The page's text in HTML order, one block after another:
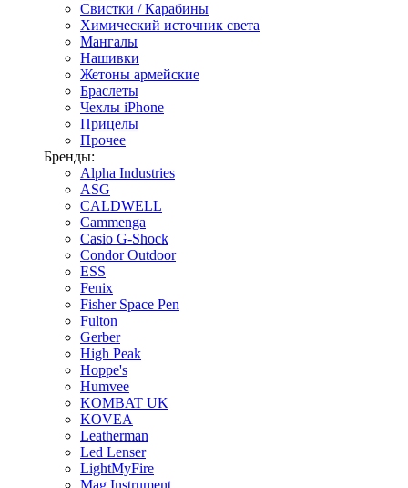
Свистки / Карабины
Химический источник света
Мангалы
Нашивки
Жетоны армейские
Браслеты
Чехлы iPhone
Прицелы
Прочее
Бренды:
Alpha Industries
ASG
CALDWELL
Cammenga
Casio G-Shock
Condor Outdoor
ESS
Fenix
Fisher Space Pen
Fulton
Gerber
High Peak
Hoppe's
Humvee
KOMBAT UK
KOVEA
Leatherman
Led Lenser
LightMyFire
Mag Instrument